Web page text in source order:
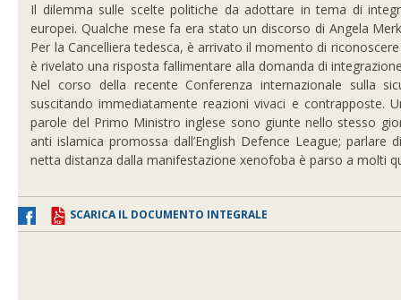
Il dilemma sulle scelte politiche da adottare in tema di
europei. Qualche mese fa era stato un discorso di Angela
Per la Cancelliera tedesca, è arrivato il momento di
è rivelato una risposta fallimentare alla domanda di
Nel corso della recente Conferenza internazionale sulla
suscitando immediatamente reazioni vivaci e
parole del Primo Ministro inglese sono giunte nello stesso
anti islamica promossa dall’English Defence League;
netta distanza dalla manifestazione xenofoba è parso a molti
SCARICA IL DOCUMENTO INTEGRALE